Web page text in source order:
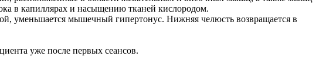
в капиллярах и насыщению тканей кислородом.
уменьшается мышечный гипертонус. Нижняя челюсть возвращается в
уже после первых сеансов.